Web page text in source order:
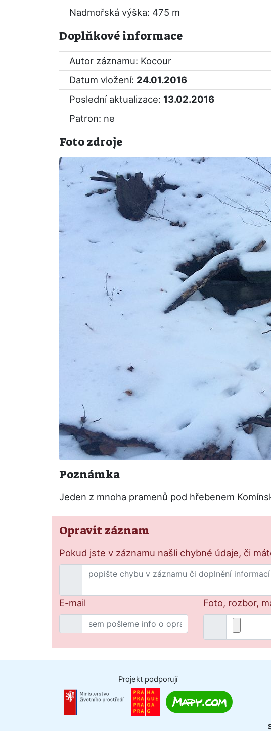
Nadmořská výška: 475 m
Doplňkové informace
Autor záznamu: Kocour
Datum vložení: 24.01.2016
Poslední aktualizace: 13.02.2016
Patron: ne
Foto zdroje
Poznámka
Jeden z mnoha pramenů pod hřebenem
Opravit záznam
Pokud jste v záznamu našli chybné údaje, či
E-mail Foto, rozbor,
Projekt podporují